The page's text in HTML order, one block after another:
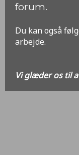
forum.
Du kan også
arbejde.
Vi glæder os til